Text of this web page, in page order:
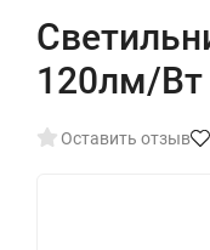
120лм/Вт
Оставить отзыв